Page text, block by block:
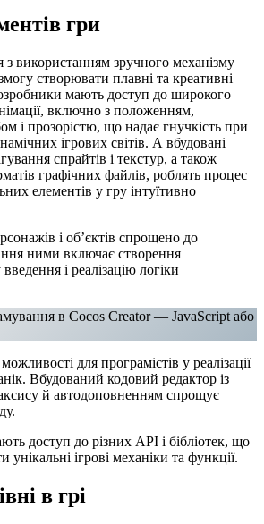
гри
з використанням зручного механізму
створювати плавні та креативні
мають доступ до широкого
включно з положенням,
і прозорістю, що надає гнучкість при
ігрових світів. А вбудовані
спрайтів і текстур, а також
графічних файлів, роблять процес
елементів у гру інтуїтивно
і об’єктів спрощено до
ними включає створення
і реалізацію логіки
в Cocos Creator — JavaScript або
для програмістів у реалізації
Вбудований кодовий редактор із
й автодоповненням спрощує
доступ до різних API і бібліотек, що
ігрові механіки та функції.
в грі